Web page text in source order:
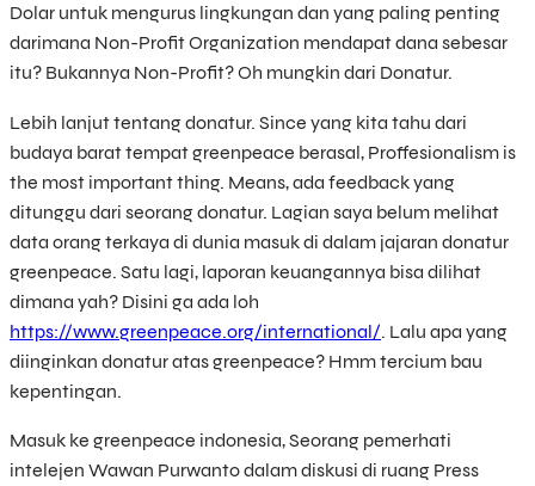
Dolar untuk mengurus lingkungan dan yang paling penting
darimana Non-Profit Organization mendapat dana sebesar
itu? Bukannya Non-Profit? Oh mungkin dari Donatur.
Lebih lanjut tentang donatur. Since yang kita tahu dari
budaya barat tempat greenpeace berasal, Proffesionalism is
the most important thing. Means, ada feedback yang
ditunggu dari seorang donatur. Lagian saya belum melihat
data orang terkaya di dunia masuk di dalam jajaran donatur
greenpeace. Satu lagi, laporan keuangannya bisa dilihat
dimana yah? Disini ga ada loh
https://www.greenpeace.org/international/. Lalu apa yang
diinginkan donatur atas greenpeace? Hmm tercium bau
kepentingan.
Masuk ke greenpeace indonesia, Seorang pemerhati
intelejen Wawan Purwanto dalam diskusi di ruang Press